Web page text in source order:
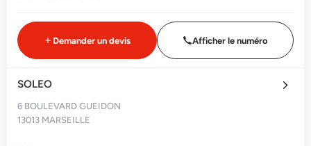
Demander un devis Afficher le numéro
SOLEO
6 BOULEVARD GUEIDON
13013 MARSEILLE